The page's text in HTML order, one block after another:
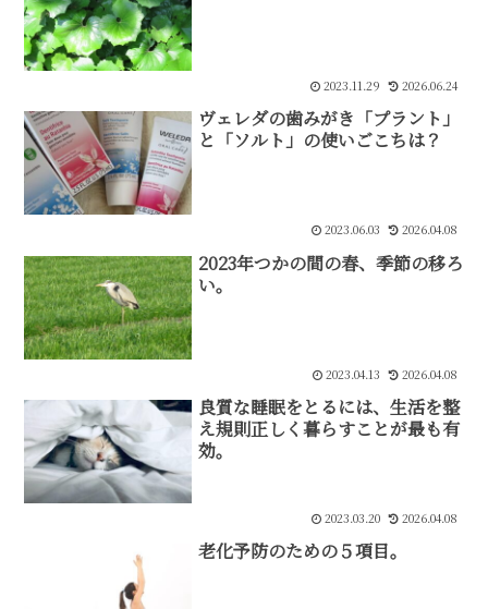
2023.11.29 2026.06.24
ヴェレダの歯みがき「プラント」
と「ソルト」の使いごこちは？
2023.06.03 2026.04.08
2023年つかの間の春、季節の移ろ
い。
2023.04.13 2026.04.08
良質な睡眠をとるには、生活を整
え規則正しく暮らすことが最も有
効。
2023.03.20 2026.04.08
老化予防のための５項目。